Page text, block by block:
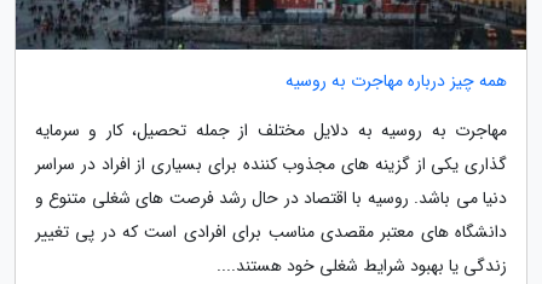
همه چیز درباره مهاجرت به روسیه
مهاجرت به روسیه به دلایل مختلف از جمله تحصیل، کار و سرمایه
گذاری یکی از گزینه های مجذوب کننده برای بسیاری از افراد در سراسر
دنیا می باشد. روسیه با اقتصاد در حال رشد فرصت های شغلی متنوع و
دانشگاه های معتبر مقصدی مناسب برای افرادی است که در پی تغییر
زندگی یا بهبود شرایط شغلی خود هستند....